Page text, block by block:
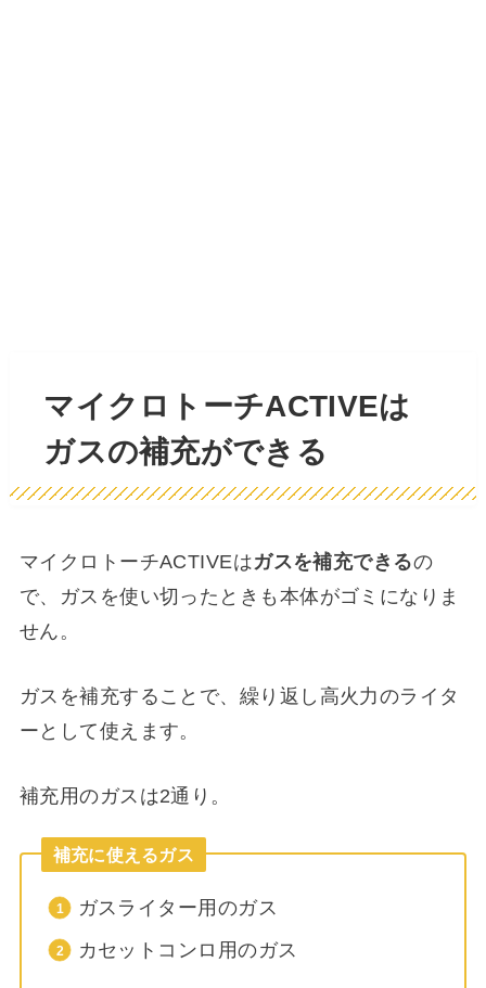
マイクロトーチACTIVEは
ガスの補充ができる
マイクロトーチACTIVEはガスを補充できるの
で、ガスを使い切ったときも本体がゴミになりま
せん。
ガスを補充することで、繰り返し高火力のライタ
ーとして使えます。
補充用のガスは2通り。
補充に使えるガス
ガスライター用のガス
カセットコンロ用のガス